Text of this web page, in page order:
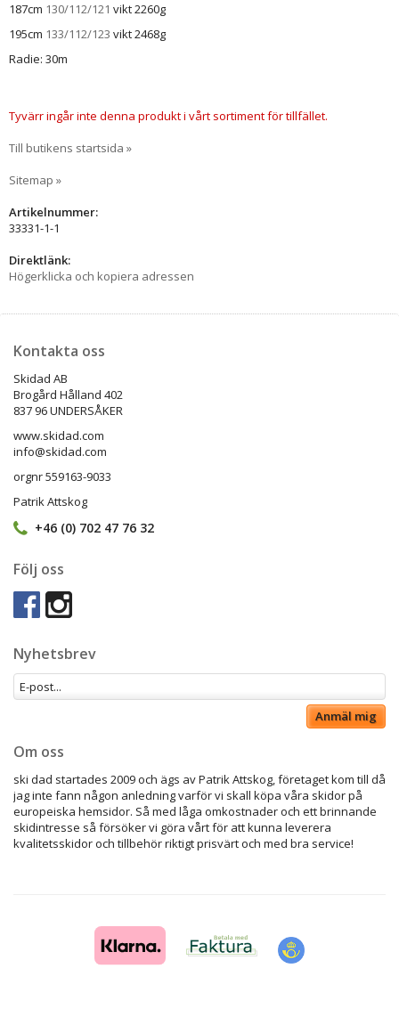
187cm 130/112/121 vikt 2260g
195cm 133/112/123 vikt 2468g
Radie: 30m
Tyvärr ingår inte denna produkt i vårt sortiment för tillfället.
Till butikens startsida »
Sitemap »
Artikelnummer:
33331-1-1
Direktlänk:
Högerklicka och kopiera adressen
Kontakta oss
Skidad AB
Brogård Hålland 402
837 96 UNDERSÅKER
www.skidad.com
info@skidad.com
orgnr 559163-9033
Patrik Attskog
+46 (0) 702 47 76 32
Följ oss
Nyhetsbrev
Anmäl mig
Om oss
ski dad startades 2009 och ägs av Patrik Attskog, företaget kom till då
jag inte fann någon anledning varför vi skall köpa våra skidor på
europeiska hemsidor. Så med låga omkostnader och ett brinnande
skidintresse så försöker vi göra vårt för att kunna leverera
kvalitetsskidor och tillbehör riktigt prisvärt och med bra service!